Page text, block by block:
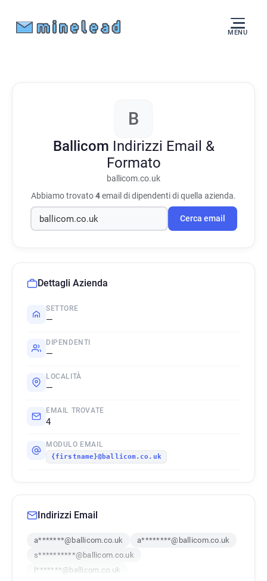
MENU
B
Ballicom Indirizzi Email &
Formato
ballicom.co.uk
Abbiamo trovato4email di dipendenti di quella azienda.
Cerca email
Dettagli Azienda
SETTORE
—
DIPENDENTI
—
LOCALITÀ
—
EMAIL TROVATE
4
MODULO EMAIL
{firstname}@ballicom.co.uk
Indirizzi Email
a*******@ballicom.co.uk
a********@ballicom.co.uk
s**********@ballicom.co.uk
l*******@ballicom.co.uk